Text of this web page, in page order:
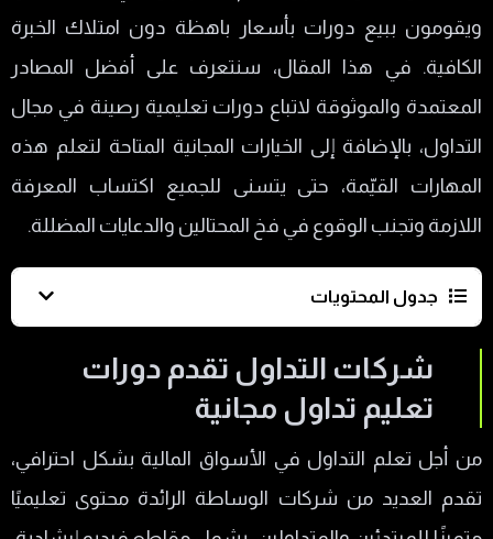
ويقومون ببيع دورات بأسعار باهظة دون امتلاك الخبرة
الكافية. في هذا المقال، سنتعرف على أفضل المصادر
المعتمدة والموثوقة لاتباع دورات تعليمية رصينة في مجال
التداول، بالإضافة إلى الخيارات المجانية المتاحة لتعلم هذه
المهارات القيّمة، حتى يتسنى للجميع اكتساب المعرفة
اللازمة وتجنب الوقوع في فخ المحتالين والدعايات المضللة.
جدول المحتويات
شركات التداول تقدم دورات تعليم تداول مجانية
ما هو المقصود بدورة تعلم التداول؟
أين يمكن الحصول على كورسات موثوقة لتعلم
التداول؟
الاتحاد الدولي للمحللين الفنيين IFTA
شركات التداول تقدم دورات
تعليم تداول مجانية
من أجل تعلم التداول في الأسواق المالية بشكل احترافي،
تقدم العديد من شركات الوساطة الرائدة محتوى تعليميًا